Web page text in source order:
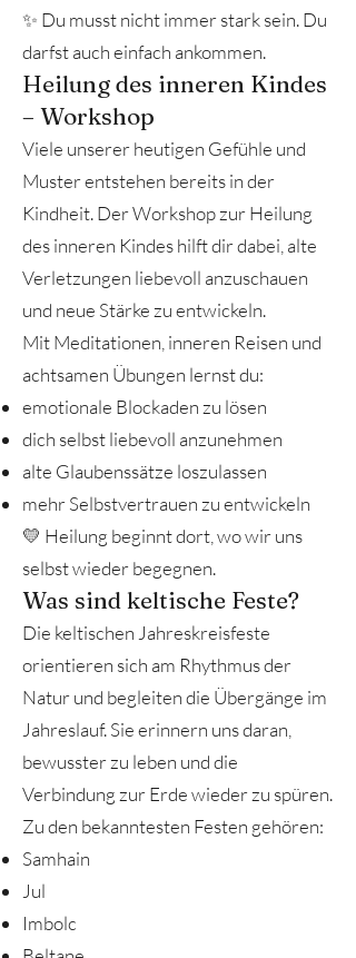
✨ Du musst nicht immer stark sein. Du
darfst auch einfach ankommen.
Heilung des inneren Kindes
– Workshop
Viele unserer heutigen Gefühle und
Muster entstehen bereits in der
Kindheit. Der Workshop zur Heilung
des inneren Kindes hilft dir dabei, alte
Verletzungen liebevoll anzuschauen
und neue Stärke zu entwickeln.
Mit Meditationen, inneren Reisen und
achtsamen Übungen lernst du:
emotionale Blockaden zu lösen
dich selbst liebevoll anzunehmen
alte Glaubenssätze loszulassen
mehr Selbstvertrauen zu entwickeln
💛 Heilung beginnt dort, wo wir uns
selbst wieder begegnen.
Was sind keltische Feste?
Die keltischen Jahreskreisfeste
orientieren sich am Rhythmus der
Natur und begleiten die Übergänge im
Jahreslauf. Sie erinnern uns daran,
bewusster zu leben und die
Verbindung zur Erde wieder zu spüren.
Zu den bekanntesten Festen gehören:
Samhain
Jul
Imbolc